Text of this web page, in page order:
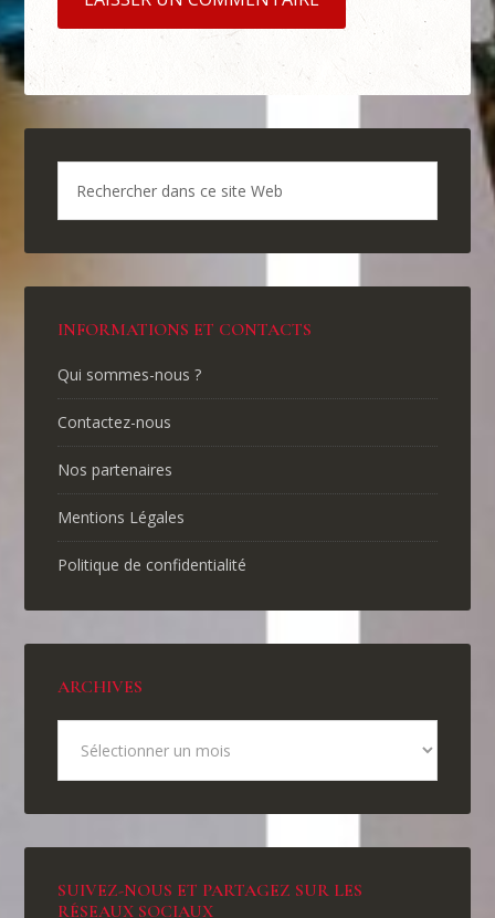
INFORMATIONS ET CONTACTS
Qui sommes-nous ?
Contactez-nous
Nos partenaires
Mentions Légales
Politique de confidentialité
ARCHIVES
SUIVEZ-NOUS ET PARTAGEZ SUR LES
RÉSEAUX SOCIAUX